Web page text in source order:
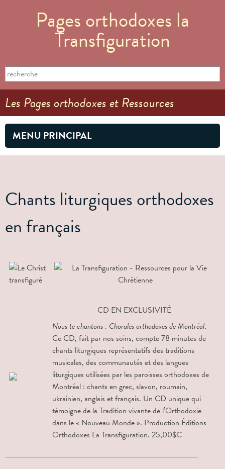
contenu
principal
Pages orthodoxes la
Transfiguration
Formulaire de recherche
Search this site
Les Pages orthodoxes et Ressources
MENU PRINCIPAL
Chants liturgiques orthodoxes
en français
CD EN EXCLUSIVITÉ
Nous te chantons : Chorales orthodoxes de Montréal.
Ce CD, fait par nos soins, compte 78 minutes de
chants liturgiques représentatifs des traditions
musicales, des communautés et des langues
liturgiques utilisées par les paroisses orthodoxes de
Montréal : chants en grec, slavon, roumain,
ukrainien, anglais et français. Un CD unique qui
témoigne de la Tradition vivante de l’Orthodoxie
dans le « Nouveau Monde ». Production Éditions
Orthodoxes La Transfiguration. 25,00$C